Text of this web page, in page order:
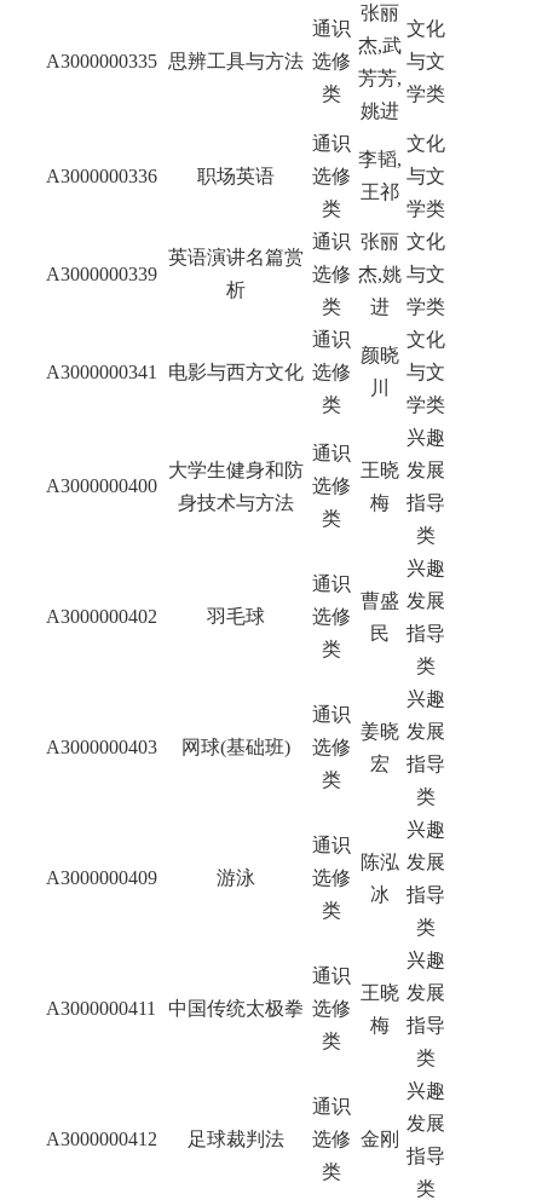
A3000000335 思辨工具与方法
通识
选修
类
张丽
杰,武
芳芳,
姚进
文化
与文
学类
A3000000336 职场英语
通识
选修
类
李韬,
王祁
文化
与文
学类
A3000000339
英语演讲名篇赏
析
通识
选修
类
张丽
杰,姚
进
文化
与文
学类
A3000000341 电影与西方文化
通识
选修
类
颜晓
川
文化
与文
学类
A3000000400
大学生健身和防
身技术与方法
通识
选修
类
王晓
梅
兴趣
发展
指导
类
A3000000402 羽毛球
通识
选修
类
曹盛
民
兴趣
发展
指导
类
A3000000403 网球(基础班)
通识
选修
类
姜晓
宏
兴趣
发展
指导
类
A3000000409 游泳
通识
选修
类
陈泓
冰
兴趣
发展
指导
类
A3000000411 中国传统太极拳
通识
选修
类
王晓
梅
兴趣
发展
指导
类
A3000000412 足球裁判法
通识
选修
类
金刚
兴趣
发展
指导
类